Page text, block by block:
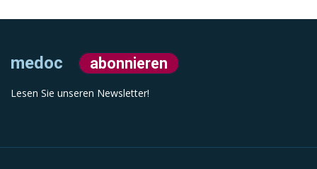
medoc abonnieren
Lesen Sie unseren Newsletter!